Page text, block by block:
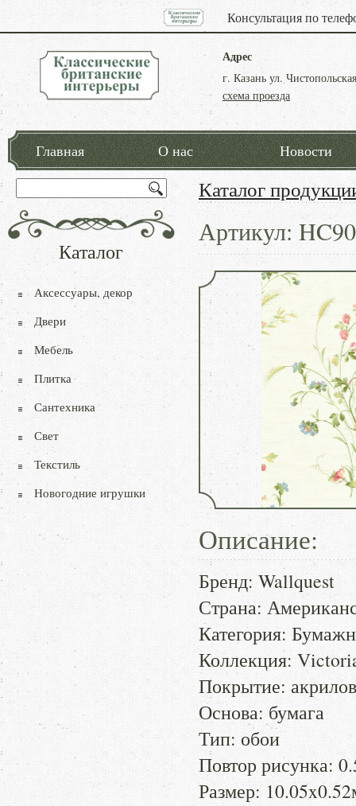
Консультация по
Адрес
г. Казань ул.
схема проезда
Главная О нас Новости
Каталог
Артикул:
Описание:
Бренд: Wallquest
Страна:
Категория:
Коллекция:
Покрытие:
Основа: бумага
Тип: обои
Повтор рисунка:
Размер:
Каталог
Аксессуары, декор
Двери
Мебель
Плитка
Сантехника
Свет
Текстиль
Новогодние игрушки